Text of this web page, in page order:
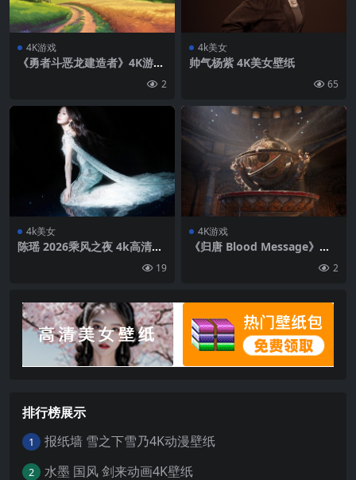
4K游戏
《勇者斗恶龙建造者》4K游戏
2
4k美女
帅气杨紫 4K美女壁纸
65
4k美女
陈瑶 2026乘风之夜 4k高清美
19
4K游戏
《归唐 Blood Message》游
2
排行榜展示
1 报纸墙 雪之下雪乃4K动漫壁纸
2 水墨 国风 剑来动画4K壁纸